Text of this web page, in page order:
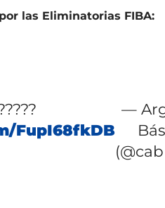
las Eliminatorias FIBA:
FupI68fkDB
—